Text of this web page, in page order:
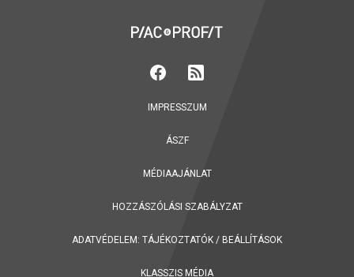
IMPRESSZUM
ÁSZF
MÉDIAAJÁNLAT
HOZZÁSZÓLÁSI SZABÁLYZAT
ADATVÉDELEM: TÁJÉKOZTATÓK / BEÁLLÍTÁSOK
KLASSZIS MÉDIA